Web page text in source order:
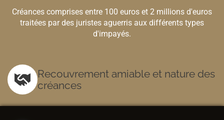
Créances comprises entre 100 euros et 2 millions d'euros
traitées par des juristes aguerris aux différents types
d'impayés.
Recouvrement amiable et nature des
créances